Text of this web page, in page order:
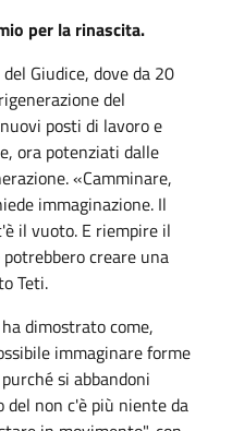
per la rinascita.
Giudice, dove da 20
del
posti di lavoro e
ora potenziati dalle
«Camminare,
immaginazione. Il
il vuoto. E riempire il
creare una
Teti.
dimostrato come,
immaginare forme
si abbandoni
non c'è più niente da